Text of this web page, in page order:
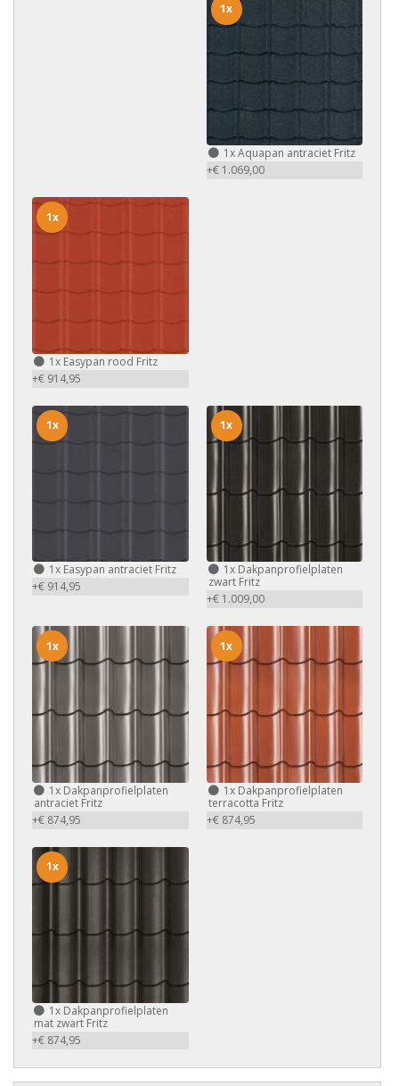
1xAquapan antraciet Fritz
+€ 1.069,00
1x
1x Easypan rood Fritz
+€ 914,95
1x
1x Easypan antraciet Fritz
+€ 914,95
1x
1xDakpanprofielplaten
zwart Fritz
+€ 1.009,00
1x
1x Dakpanprofielplaten
antraciet Fritz
+€ 874,95
1x
1xDakpanprofielplaten
terracotta Fritz
+€ 874,95
1x
1x Dakpanprofielplaten
mat zwart Fritz
+€ 874,95
1x